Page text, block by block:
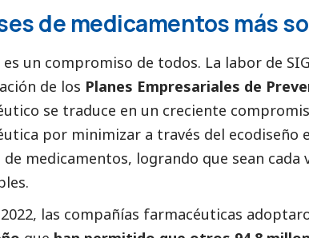
de medicamentos más
es un compromiso de todos. La labor de
de los Planes Empresariales de
se traduce en un creciente
por minimizar a través del ecodiseño
de medicamentos, logrando que sean cada
las compañías farmacéuticas